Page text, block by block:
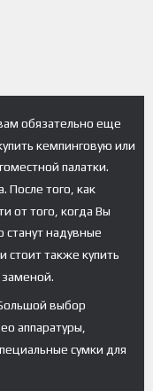
обязательно еще
кемпинговую или
палатки.
После того, как
от того, когда Вы
надувные
стоит также купить
выбор
аппаратуры,
сумки для